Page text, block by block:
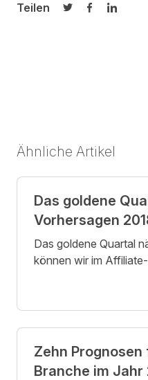
Teilen
Auf Twitter teilen
Auf Auf
Ähnliche Artikel
Das goldene
Vorhersagen
Das goldene Quartal
können wir im
Zehn
Branche im Jahr